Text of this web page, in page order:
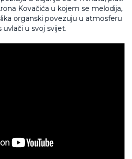
Kovačića u kojem se melodija,
organski povezuju u atmosferu
uvlači u svoj svijet.